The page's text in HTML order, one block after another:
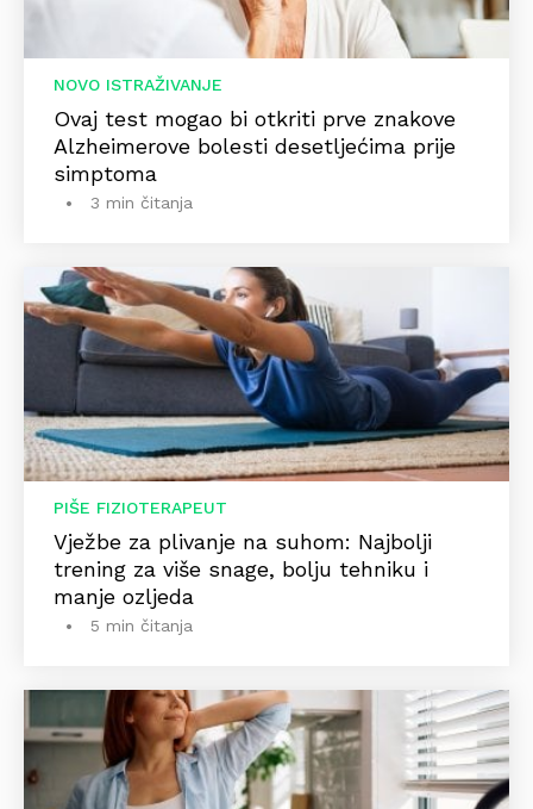
NOVO ISTRAŽIVANJE
Ovaj test mogao bi otkriti prve znakove
Alzheimerove bolesti desetljećima prije
simptoma
3 min čitanja
PIŠE FIZIOTERAPEUT
Vježbe za plivanje na suhom: Najbolji
trening za više snage, bolju tehniku i
manje ozljeda
5 min čitanja